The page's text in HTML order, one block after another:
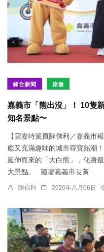
綜合新聞 旅遊
嘉義市「熊出沒」！ 10隻
知名景點〜
【雲嘉特派員陳信利／嘉義市
癒又充滿趣味的城市尋寶熱潮
延伸而來的「大白熊」，化身
大景點。 隨著嘉義市長黃...
陳信利 2026年八月06日